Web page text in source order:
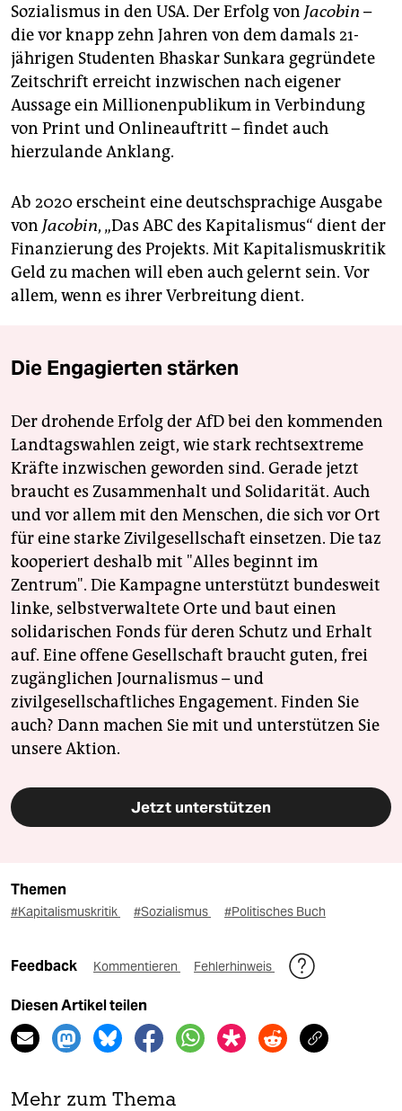
Sozialismus in den USA. Der Erfolg von Jacobin –
die vor knapp zehn Jahren von dem damals 21-
jährigen Studenten Bhaskar Sunkara gegründete
Zeitschrift erreicht inzwischen nach eigener
Aussage ein Millionenpublikum in Verbindung
von Print und Onlineauftritt – findet auch
hierzulande Anklang.
Ab 2020 erscheint eine deutschsprachige Ausgabe
von Jacobin, „Das ABC des Kapitalismus“ dient der
Finanzierung des Projekts. Mit Kapitalismuskritik
Geld zu machen will eben auch gelernt sein. Vor
allem, wenn es ihrer Verbreitung dient.
Die Engagierten stärken
Der drohende Erfolg der AfD bei den kommenden
Landtagswahlen zeigt, wie stark rechtsextreme
Kräfte inzwischen geworden sind. Gerade jetzt
braucht es Zusammenhalt und Solidarität. Auch
und vor allem mit den Menschen, die sich vor Ort
für eine starke Zivilgesellschaft einsetzen. Die taz
kooperiert deshalb mit "Alles beginnt im
Zentrum". Die Kampagne unterstützt bundesweit
linke, selbstverwaltete Orte und baut einen
solidarischen Fonds für deren Schutz und Erhalt
auf. Eine offene Gesellschaft braucht guten, frei
zugänglichen Journalismus – und
zivilgesellschaftliches Engagement. Finden Sie
auch? Dann machen Sie mit und unterstützen Sie
unsere Aktion.
Jetzt unterstützen
Themen
#Kapitalismuskritik #Sozialismus #Politisches Buch
Feedback Kommentieren Fehlerhinweis
Diesen Artikel teilen
Mehr zum Thema